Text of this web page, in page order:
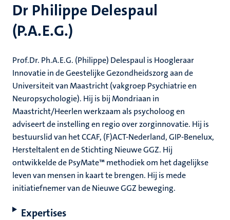
Dr Philippe Delespaul
(P.A.E.G.)
Prof.Dr. Ph.A.E.G. (Philippe) Delespaul is Hoogleraar
Innovatie in de Geestelijke Gezondheidszorg aan de
Universiteit van Maastricht (vakgroep Psychiatrie en
Neuropsychologie). Hij is bij Mondriaan in
Maastricht/Heerlen werkzaam als psycholoog en
adviseert de instelling en regio over zorginnovatie. Hij is
bestuurslid van het CCAF, (F)ACT-Nederland, GIP-Benelux,
Hersteltalent en de Stichting Nieuwe GGZ. Hij
ontwikkelde de PsyMate™ methodiek om het dagelijkse
leven van mensen in kaart te brengen. Hij is mede
initiatiefnemer van de Nieuwe GGZ beweging.
Expertises